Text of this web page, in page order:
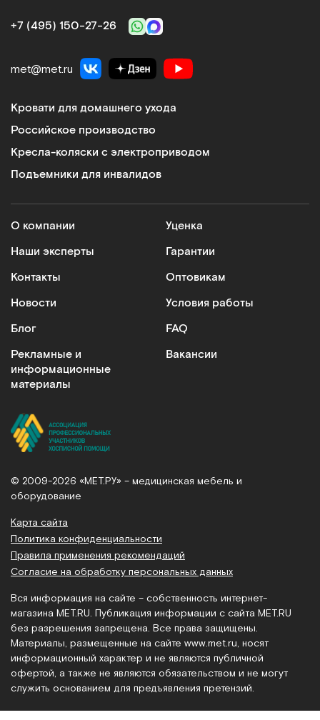
+7 (495) 150‑27‑26
met@met.ru
Кровати для домашнего ухода
Российское производство
Кресла-коляски с электроприводом
Подъемники для инвалидов
О компании
Наши эксперты
Контакты
Новости
Блог
Рекламные и
информационные
материалы
Уценка
Гарантии
Оптовикам
Условия работы
FAQ
Вакансии
© 2009-2026 «МЕТ.РУ» – медицинская мебель и
оборудование
Карта сайта
Политика конфиденциальности
Правила применения рекомендаций
Согласие на обработку персональных данных
Вся информация на сайте – собственность интернет-
магазина MET.RU. Публикация информации с сайта MET.RU
без разрешения запрещена. Все права защищены.
Материалы, размещенные на сайте www.met.ru , носят
информационный характер и не являются публичной
офертой, а также не являются обязательством и не могут
служить основанием для предъявления претензий.